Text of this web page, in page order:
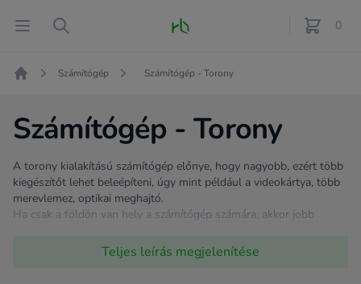
Open menu
Search Fő oldal 0
féle
Számítógép Számítógép - Torony
Számítógép - Torony
A torony kialakítású számítógép előnye, hogy nagyobb, ezért több
kiegészítőt lehet beleépíteni, úgy mint például a videokártya, több
merevlemez, optikai meghajtó.
Ha csak a földön van hely a számítógép számára, akkor jobb
lehajolni, jobb a hűtése, így nem melegszik túl. Fontos azonban,
hogy ne feledkezz meg a megfelelő karbantartásról sem, hogy
Teljes leírás megjelenítése